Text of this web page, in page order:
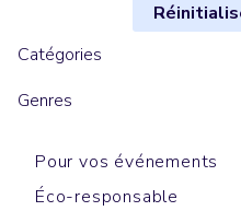
Catégories
Genres
Pour vos événements
Éco-responsable